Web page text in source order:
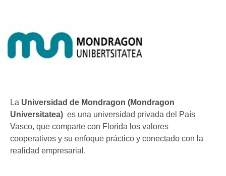
La Universidad de Mondragon (Mondragon
Universitatea) es una universidad privada del País
Vasco, que comparte con Florida los valores
cooperativos y su enfoque práctico y conectado con la
realidad empresarial.